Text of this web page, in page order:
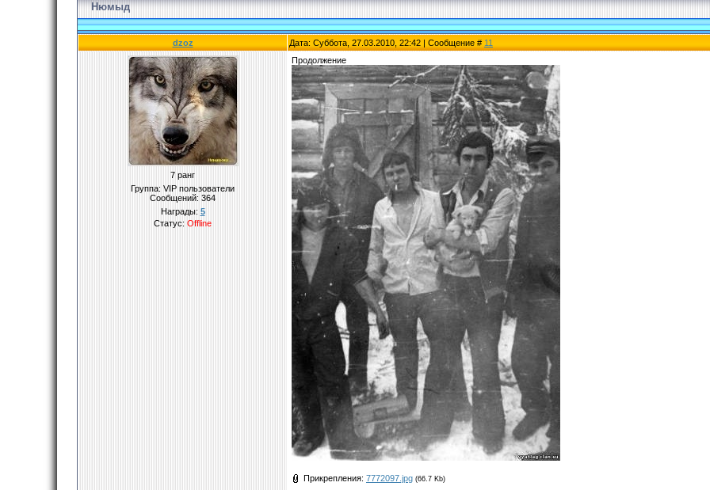
Нюмыд
dzoz Дата: Суббота, 27.03.2010, 22:42 | Сообщение # 11
7 ранг
Группа: VIP пользователи
Сообщений: 364
Награды: 5
Статус: Offline
Продолжение
Прикрепления: 7772097.jpg (66.7 Kb)